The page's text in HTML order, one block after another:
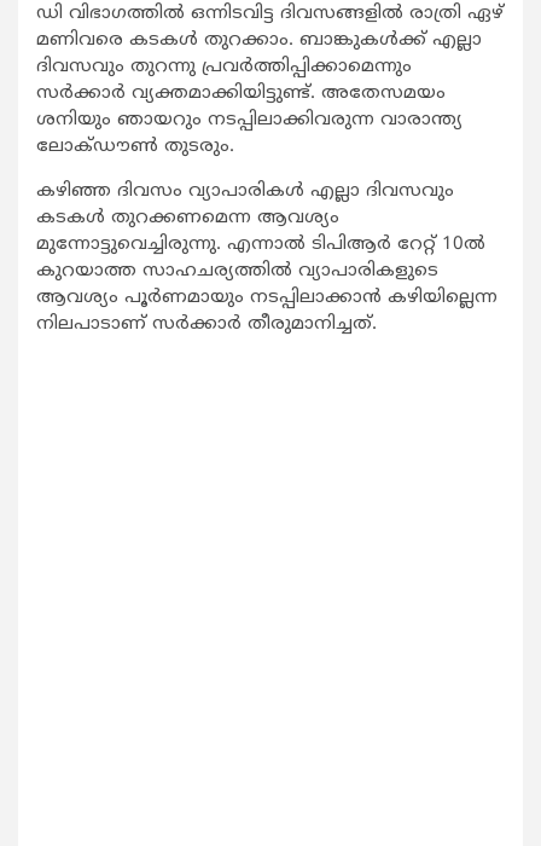
ഡി വിഭാഗത്തില്‍ ഒന്നിടവിട്ട ദിവസങ്ങളില്‍ രാത്രി ഏഴ്
മണിവരെ കടകള്‍ തുറക്കാം. ബാങ്കുകള്‍ക്ക് എല്ലാ
ദിവസവും തുറന്നു പ്രവര്‍ത്തിപ്പിക്കാമെന്നും
സര്‍ക്കാര്‍ വ്യക്തമാക്കിയിട്ടുണ്ട്. അതേസമയം
ശനിയും ഞായറും നടപ്പിലാക്കിവരുന്ന വാരാന്ത്യ
ലോക്ഡൗണ്‍ തുടരും.
കഴിഞ്ഞ ദിവസം വ്യാപാരികള്‍ എല്ലാ ദിവസവും
കടകള്‍ തുറക്കണമെന്ന ആവശ്യം
മുന്നോട്ടുവെച്ചിരുന്നു. എന്നാല്‍ ടിപിആര്‍ റേറ്റ് 10ല്‍
കുറയാത്ത സാഹചര്യത്തില്‍ വ്യാപാരികളുടെ
ആവശ്യം പൂര്‍ണമായും നടപ്പിലാക്കാന്‍ കഴിയില്ലെന്ന
നിലപാടാണ് സര്‍ക്കാര്‍ തീരുമാനിച്ചത്.